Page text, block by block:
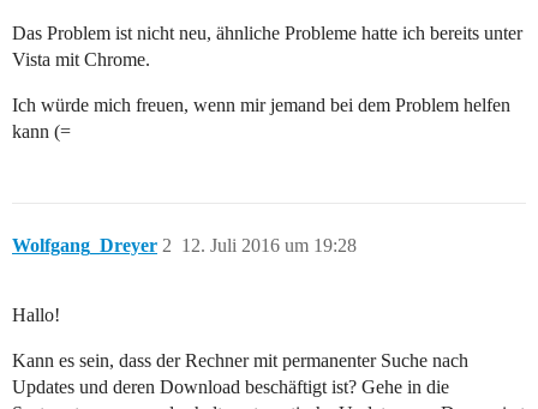
Das Problem ist nicht neu, ähnliche Probleme hatte ich bereits unter
Vista mit Chrome.
Ich würde mich freuen, wenn mir jemand bei dem Problem helfen
kann (=
Wolfgang_Dreyer 12. Juli 2016 um 19:28
2
Hallo!
Kann es sein, dass der Rechner mit permanenter Suche nach
Updates und deren Download beschäftigt ist? Gehe in die